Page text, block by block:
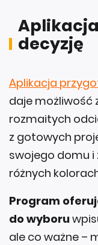
decyzję
Aplikacja
daje możliwość
rozmaitych
z gotowych
swojego domu i
różnych
Program
do wyboru
ale co ważne –